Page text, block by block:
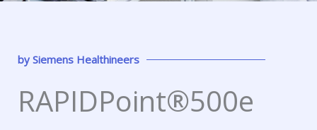
by Siemens Healthineers
RAPIDPoint®500e